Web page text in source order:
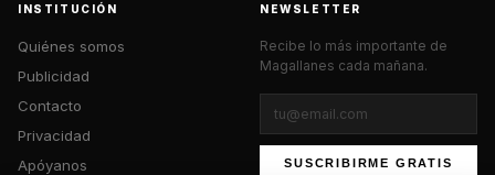
INSTITUCIÓN
Quiénes somos
Publicidad
Contacto
Privacidad
Apóyanos
NEWSLETTER
Recibe lo más importante de
Magallanes cada mañana.
SUSCRIBIRME GRATIS